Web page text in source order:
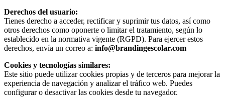
Derechos del usuario:
Tienes derecho a acceder, rectificar y suprimir tus datos, así como
otros derechos como oponerte o limitar el tratamiento, según lo
establecido en la normativa vigente (RGPD). Para ejercer estos
derechos, envía un correo a: info@brandingescolar.com
Cookies y tecnologías similares:
Este sitio puede utilizar cookies propias y de terceros para mejorar la
experiencia de navegación y analizar el tráfico web. Puedes
configurar o desactivar las cookies desde tu navegador.